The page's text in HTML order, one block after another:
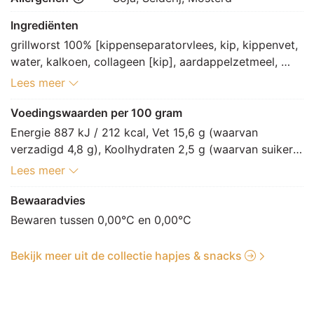
Ingrediënten
grillworst 100% [kippenseparatorvlees, kip, kippenvet,
water, kalkoen, collageen [kip], aardappelzetmeel,
zout, specerij, aroma (SOJA), maltodextrine, kruiden
dextrose, kruidenextract, paprikaextract,
specerijextract, voedingszuur: E325, emulgator: E451,
antioxidant: E316, voedingszuur: E330,
conserveermiddel: E250]
Lees meer
Voedingswaarden per 100 gram
Energie 887 kJ / 212 kcal, Vet 15,6 g (waarvan
verzadigd 4,8 g), Koolhydraten 2,5 g (waarvan suikers
0,3 g), Vezels 0 g, Eiwitten 14,9 g, Zout 1,8 g.
Lees meer
Bewaaradvies
Bewaren tussen 0,00°C en 0,00°C
Bekijk meer uit de collectie hapjes & snacks